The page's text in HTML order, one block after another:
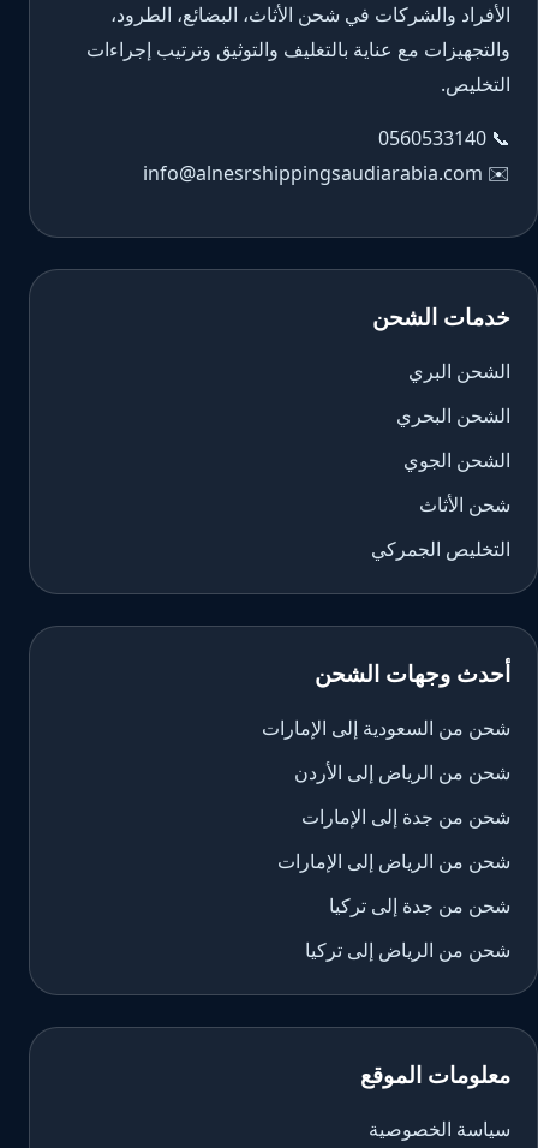
الأفراد والشركات في شحن الأثاث، البضائع، الطرود،
والتجهيزات مع عناية بالتغليف والتوثيق وترتيب إجراءات
التخليص.
📞
0560533140
✉️
info@alnesrshippingsaudiarabia.com
خدمات الشحن
الشحن البري
الشحن البحري
الشحن الجوي
شحن الأثاث
التخليص الجمركي
أحدث وجهات الشحن
شحن من السعودية إلى الإمارات
شحن من الرياض إلى الأردن
شحن من جدة إلى الإمارات
شحن من الرياض إلى الإمارات
شحن من جدة إلى تركيا
شحن من الرياض إلى تركيا
معلومات الموقع
سياسة الخصوصية